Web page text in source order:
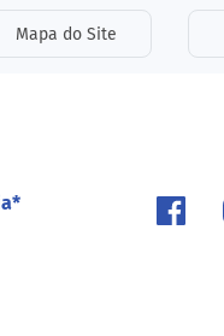
Mapa do Site